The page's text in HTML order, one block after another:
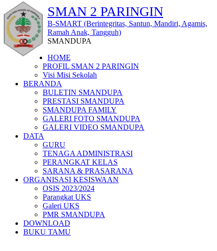
SMAN 2 PARINGIN
B-SMART (Berintegritas, Santun, Mandiri, Agamis,
Ramah Anak, Tangguh)
SMANDUPA
HOME
PROFIL SMAN 2 PARINGIN
Visi Misi Sekolah
BERANDA
BULETIN SMANDUPA
PRESTASI SMANDUPA
SMANDUPA FAMILY
GALERI FOTO SMANDUPA
GALERI VIDEO SMANDUPA
DATA
GURU
TENAGA ADMINISTRASI
PERANGKAT KELAS
SARANA & PRASARANA
ORGANISASI KESISWAAN
OSIS 2023/2024
Parangkat UKS
Galeri UKS
PMR SMANDUPA
DOWNLOAD
BUKU TAMU